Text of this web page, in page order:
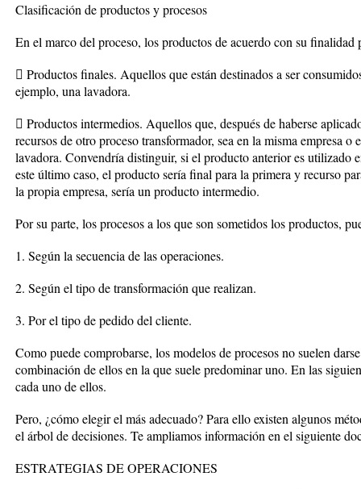
Clasificación de productos y procesos
En el marco del proceso, los productos de acuerdo con su finalidad
 Productos finales. Aquellos que están destinados a ser
ejemplo, una lavadora.
 Productos intermedios. Aquellos que, después de haberse
recursos de otro proceso transformador, sea en la misma empresa
lavadora. Convendría distinguir, si el producto anterior es utilizado
este último caso, el producto sería final para la primera y recurso
la propia empresa, sería un producto intermedio.
Por su parte, los procesos a los que son sometidos los productos,
1. Según la secuencia de las operaciones.
2. Según el tipo de transformación que realizan.
3. Por el tipo de pedido del cliente.
Como puede comprobarse, los modelos de procesos no suelen
combinación de ellos en la que suele predominar uno. En las
cada uno de ellos.
Pero, ¿cómo elegir el más adecuado? Para ello existen algunos
el árbol de decisiones. Te ampliamos información en el siguiente
ESTRATEGIAS DE OPERACIONES